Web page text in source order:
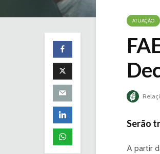
ATUAÇÃO
Serão
A partir